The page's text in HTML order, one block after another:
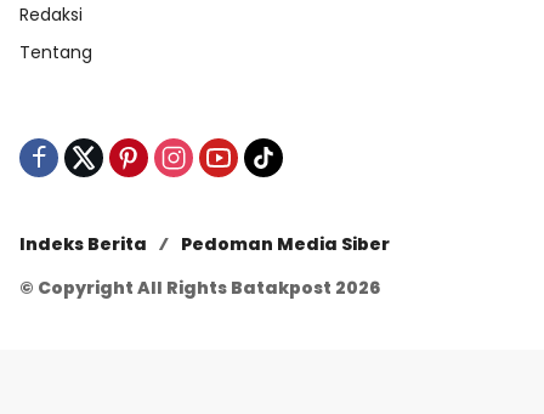
Redaksi
Tentang
Indeks Berita
Pedoman Media Siber
© Copyright All Rights Batakpost 2026